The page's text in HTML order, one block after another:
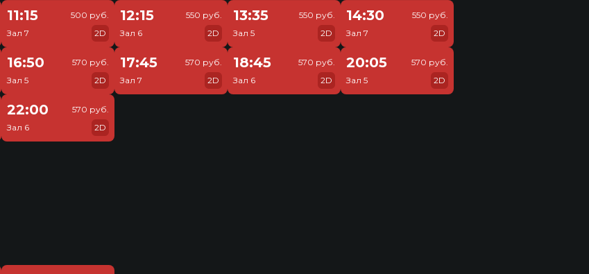
11:15
Зал 7
500 руб.
2D
12:15
Зал 6
550 руб.
2D
13:35
Зал 5
550 руб.
2D
14:30
Зал 7
550 руб.
2D
16:50
Зал 5
570 руб.
2D
17:45
Зал 7
570 руб.
2D
18:45
Зал 6
570 руб.
2D
20:05
Зал 5
570 руб.
2D
22:00
Зал 6
570 руб.
2D